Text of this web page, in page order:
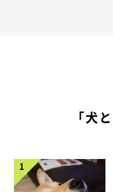
「犬